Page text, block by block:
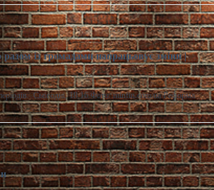
разом із громадами напрацьовує зміни |
Сьогодні, 18:16 Фото: minfin.com.ua Реформа